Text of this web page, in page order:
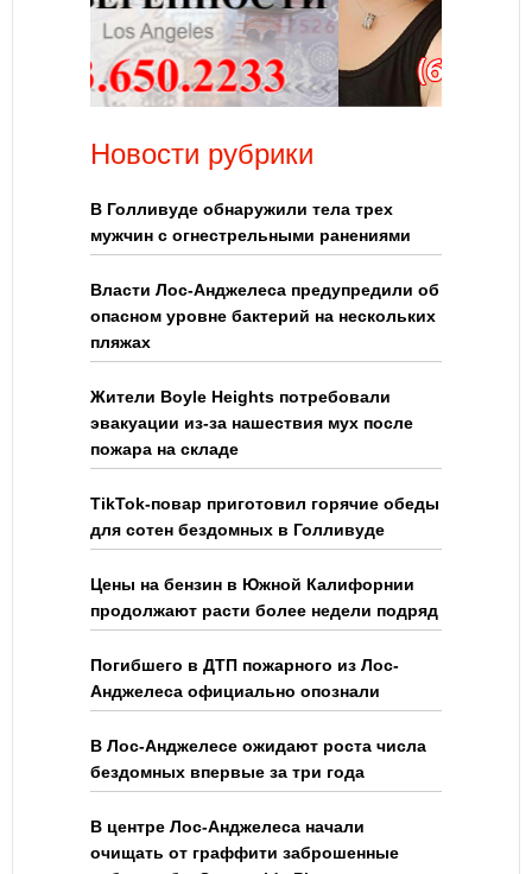
Новости рубрики
В Голливуде обнаружили тела трех
мужчин с огнестрельными ранениями
Власти Лос-Анджелеса предупредили об
опасном уровне бактерий на нескольких
пляжах
Жители Boyle Heights потребовали
эвакуации из-за нашествия мух после
пожара на складе
TikTok-повар приготовил горячие обеды
для сотен бездомных в Голливуде
Цены на бензин в Южной Калифорнии
продолжают расти более недели подряд
Погибшего в ДТП пожарного из Лос-
Анджелеса официально опознали
В Лос-Анджелесе ожидают роста числа
бездомных впервые за три года
В центре Лос-Анджелеса начали
очищать от граффити заброшенные